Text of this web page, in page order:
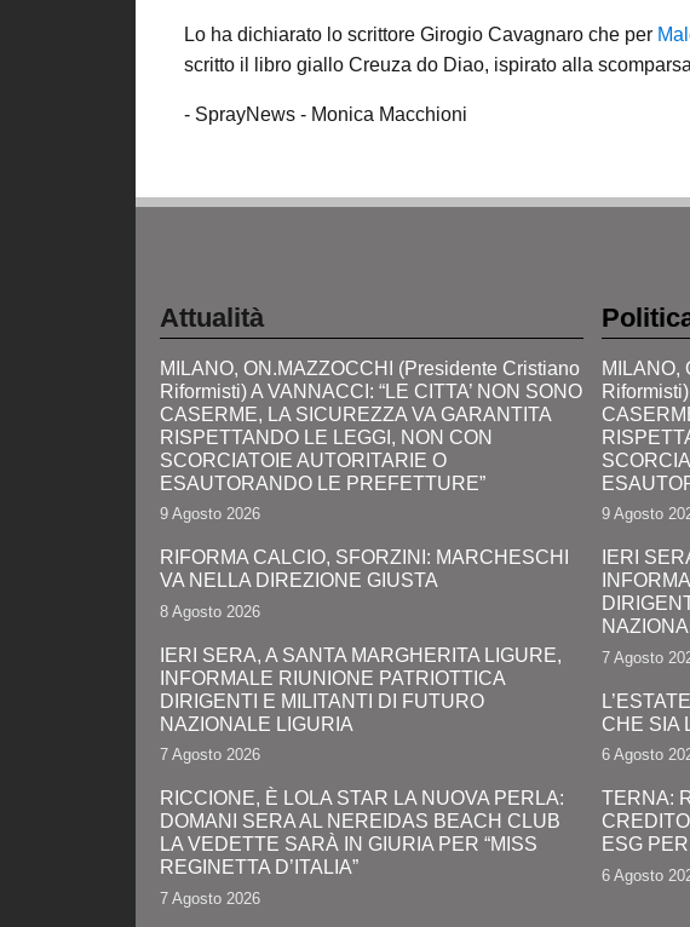
Lo ha dichiarato lo scrittore Girogio Cavagnaro che per
scritto il libro giallo Creuza do Diao, ispirato alla
- SprayNews - Monica Macchioni
Attualità
MILANO, ON.MAZZOCCHI (Presidente Cristiano
Riformisti) A VANNACCI: “LE CITTA’ NON SONO
CASERME, LA SICUREZZA VA GARANTITA
RISPETTANDO LE LEGGI, NON CON
SCORCIATOIE AUTORITARIE O
ESAUTORANDO LE PREFETTURE”
9 Agosto 2026
RIFORMA CALCIO, SFORZINI: MARCHESCHI
VA NELLA DIREZIONE GIUSTA
8 Agosto 2026
IERI SERA, A SANTA MARGHERITA LIGURE,
INFORMALE RIUNIONE PATRIOTTICA
DIRIGENTI E MILITANTI DI FUTURO
NAZIONALE LIGURIA
7 Agosto 2026
RICCIONE, È LOLA STAR LA NUOVA PERLA:
DOMANI SERA AL NEREIDAS BEACH CLUB
LA VEDETTE SARÀ IN GIURIA PER “MISS
REGINETTA D’ITALIA”
7 Agosto 2026
MILANO,
9 Agosto
IERI
7 Agosto
CHE SIA
6 Agosto
TERNA:
ESG
6 Agosto